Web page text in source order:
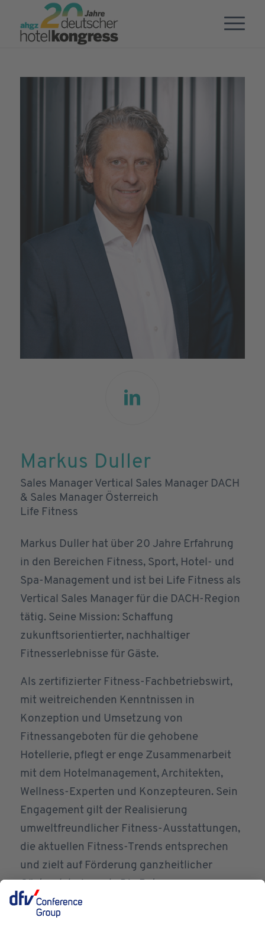
Markus Duller
Sales Manager Vertical Sales Manager DACH
& Sales Manager Österreich
Life Fitness
Markus Duller hat über 20 Jahre Erfahrung
in den Bereichen Fitness, Sport, Hotel- und
Spa-Management und ist bei Life Fitness als
Vertical Sales Manager für die DACH-Region
tätig. Seine Mission: Schaffung
zukunftsorientierter, nachhaltiger
Fitnesserlebnisse für Gäste.
Als zertifizierter Fitness-Fachbetriebswirt,
mit weitreichenden Kenntnissen in
Konzeption und Umsetzung von
Fitnessangeboten für die gehobene
Hotellerie, pflegt er enge Zusammenarbeit
mit dem Hotelmanagement, Architekten,
Wellness-Experten und Konzepteuren. Sein
Engagement gilt der Realisierung
umweltfreundlicher Fitness-Ausstattungen,
die aktuellen Fitness-Trends entsprechen
und zielt auf Förderung ganzheitlicher
internationaler Hotelketten, Business Hotels
bis hin zu familiengeführter Boutique-Hotels